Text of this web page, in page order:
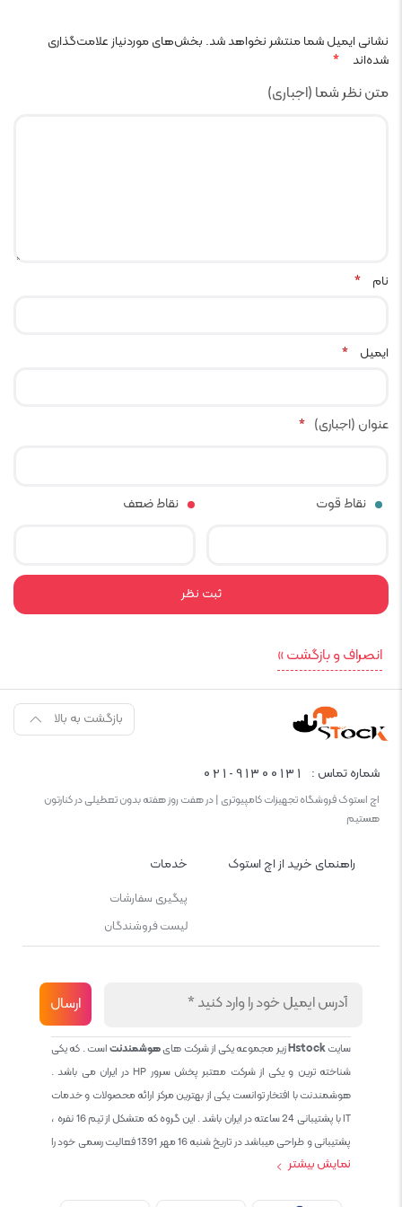
نشانی ایمیل شما منتشر نخواهد شد. بخش‌های موردنیاز علامت‌گذاری
شده‌اند
*
متن نظر شما (اجباری)
نام *
ایمیل *
عنوان (اجباری) *
نقاط قوت نقاط ضعف
انصراف و بازگشت »
بازگشت به بالا
شماره تماس : 021-91300131
اچ استوک فروشگاه تجهیزات کامپیوتری | در هفت روز هفته بدون تعطیلی در کنارتون
هستیم
راهنمای خرید از اچ استوک خدمات
پیگیری سفارشات
لیست فروشندگان
سایتHstockزیر مجموعه یکی از شرکت هایهوشمندنتاست . که یکی
شناخته ترین و یکی از شرکت معتبر پخش سرور HP در ایران می باشد .
هوشمندنت با افتخار توانست یکی از بهترین مرکز ارائه محصولات و خدمات
IT با پشتیبانی 24 ساعته در ایران باشد . این گروه که متشکل از تیم 16 نفره ،
پشتیبانی و طراحی میباشد در تاریخ شنبه 16 مهر 1391 فعالیت رسمی خود را
نمایش بیشتر